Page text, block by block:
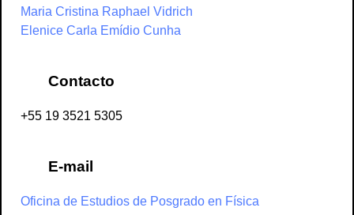
Maria Cristina Raphael Vidrich
Elenice Carla Emídio Cunha
Contacto
+55 19 3521 5305
E-mail
Oficina de Estudios de Posgrado en Física